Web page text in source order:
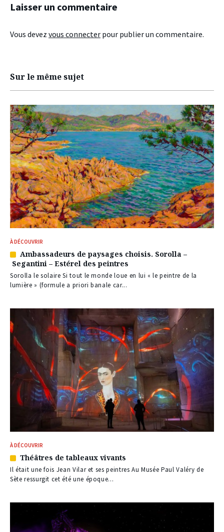
Laisser un commentaire
Vous devez vous connecter pour publier un commentaire.
Sur le même sujet
À DÉCOUVRIR
Article
réservé
à
nos
Ambassadeurs de paysages choisis. Sorolla –
Segantini – Estérel des peintres
Sorolla le solaire Si tout le monde loue en lui « le peintre de la
lumière » (formule a priori banale car...
À DÉCOUVRIR
Article
réservé
à
Théâtres de tableaux vivants
Il était une fois Jean Vilar et ses peintres Au Musée Paul Valéry de
Sète ressurgit cet été une époque...